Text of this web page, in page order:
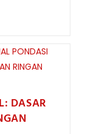
DASAR